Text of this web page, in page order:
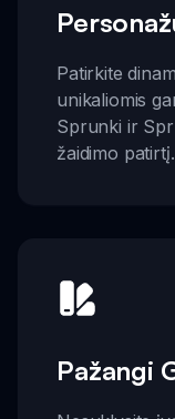
Patirkite
unikaliomis
Sprunki ir
žaidimo patirtį.
Pažangi